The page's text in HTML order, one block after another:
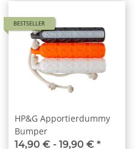
BESTSELLER
HP&G Apportierdummy
Bumper
14,90 € - 19,90 € *